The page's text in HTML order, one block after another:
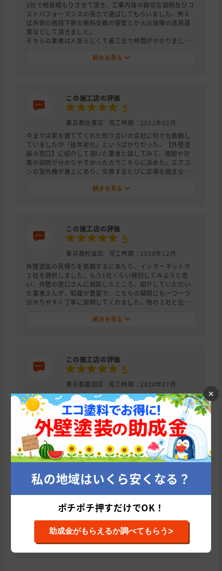
ないということをわかりやすく説明してくださり、良心的
な感じだったのと、最初の業者さんよりも費用が安くおさ
えられるので、お願いすることにしました。
3社で相見積もりさせて頂き、工事内容の親切な説明及びコ
ストパフォーマンスの高さで選ばしてもらいました。例え
ば外側の階段下扉の無料交換の提案とか火災保険の適用提
案などして頂きました。
そちらの業者は人気らしくて着工まで時間がかかりました
続きを見る
この施工店の評価
5
東京都台東区
完工時期：2021年02月
今までは家を建ててくれた知り合いの会社に何でも依頼し
ていましたが「経年劣化」というばかりだった。【外壁塗
装の窓口】に紹介して頂いた業者と話してみて、原因や対
策の説明が分かりやすかったのでこちらに決めた。エアコ
ンの室外機が屋上にあり、交換するたびに足場を組まない
外壁に付ける工事もしたので、今後エアコンの交換は脚立
続きを見る
この施工店の評価
5
東京都杉並区
完工時期：2020年12月
外壁塗装の見積りを依頼するにあたり、インターネットで
２社を選択しました。もう1社くらい検討してみようと思
い、外壁の窓口さんに相談したところ、紹介していただい
た業者さんが、知識が豊富で、こちらの疑問にも一つ一つ
分かりやすく丁寧に説明してくれました。他の２社と比較
た、社長さんのお人柄がとても良く好印象で、ここなら安
ちらの業者さんを紹介していただき、外壁の窓口さんに
は、大変感謝しております。本当にありがとうございまし
た。
続きを見る
この施工店の評価
5
東京都墨田区
完工時期：2020年07月
ほかの２社に比べて格安。見積もりが細かく、非常に分か
りやすく、納得できた。無理な営業やごり押しがなかった
ので安心できた。何より、他社がわからなかった壁の破損
部分を提示していただき、気づかない部分も手を抜くこと
なく、やってもらえると思えた。
この施工店の評価
4
価格が3社見積もりで最安でした。塗料のランク(フッ素)を
上げても安かったです。また、提案書に写真まで入ってお
り、丁寧に感じました。施工会社は私の勤務先から近く、
×
私の地域はいくら安くなる？
ポチポチ押すだけでOK！
助成金がもらえるか調べてもらう>